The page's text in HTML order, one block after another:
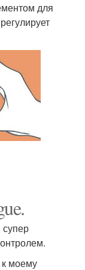
для
супер
моему